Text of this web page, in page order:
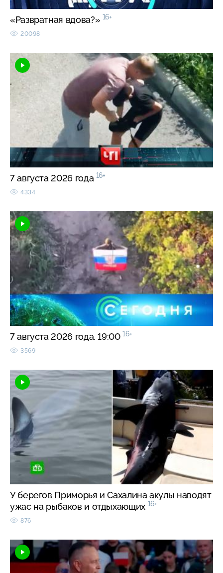
«Развратная вдова?» 16+
20098
7 августа 2026 года 16+
4334
7 августа 2026 года. 19:00 16+
3569
У берегов Приморья и Сахалина акулы наводят
ужас на рыбаков и отдыхающих 16+
876